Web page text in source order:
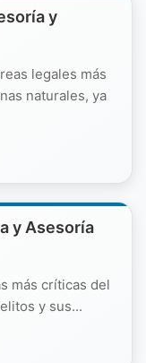
y
legales más
naturales, ya
y Asesoría
más críticas del
y sus...